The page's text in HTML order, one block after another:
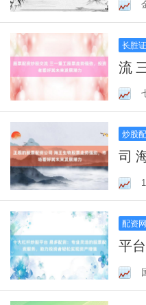
免
长胜
流
投
炒股
司
市
配资
平
股
轻